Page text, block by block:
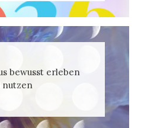
bewusst erleben
nutzen